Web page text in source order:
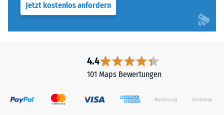
Jetzt kostenlos anfordern
4.4
101 Maps Bewertungen